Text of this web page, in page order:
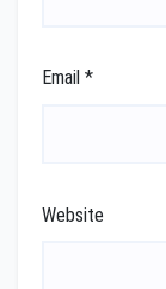
Email *
Website